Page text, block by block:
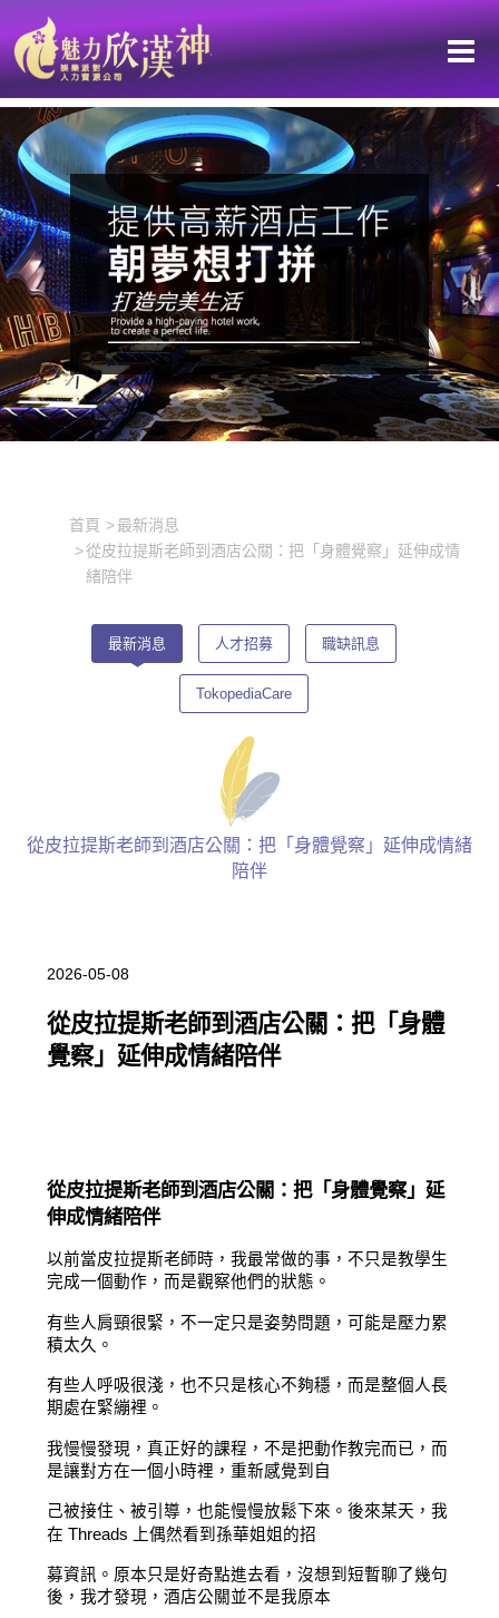
首頁
最新消息
從皮拉提斯老師到酒店公關：把「身體覺察」延伸成情
緒陪伴
最新消息 人才招募 職缺訊息
TokopediaCare
從皮拉提斯老師到酒店公關：把「身體覺察」延伸成情緒
陪伴
2026-05-08
從皮拉提斯老師到酒店公關：把「身體
覺察」延伸成情緒陪伴
從皮拉提斯老師到酒店公關：把「身體覺察」延
伸成情緒陪伴
以前當皮拉提斯老師時，我最常做的事，不只是教學生
完成一個動作，而是觀察他們的狀態。
有些人肩頸很緊，不一定只是姿勢問題，可能是壓力累
積太久。
有些人呼吸很淺，也不只是核心不夠穩，而是整個人長
期處在緊繃裡。
我慢慢發現，真正好的課程，不是把動作教完而已，而
是讓對方在一個小時裡，重新感覺到自
己被接住、被引導，也能慢慢放鬆下來。後來某天，我
在 Threads 上偶然看到孫華姐姐的招
募資訊。原本只是好奇點進去看，沒想到短暫聊了幾句
後，我才發現，酒店公關並不是我原本